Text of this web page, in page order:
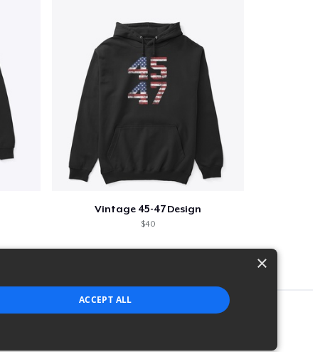
Vintage 45-47 Design
$40
×
ACCEPT ALL